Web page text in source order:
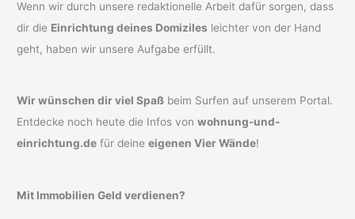
Wenn wir durch unsere redaktionelle Arbeit dafür sorgen, dass
dir die Einrichtung deines Domiziles leichter von der Hand
geht, haben wir unsere Aufgabe erfüllt.
Wir wünschen dir viel Spaß beim Surfen auf unserem Portal.
Entdecke noch heute die Infos vonwohnung-und-
einrichtung.de für deineeigenen Vier Wände!
Mit Immobilien Geld verdienen?